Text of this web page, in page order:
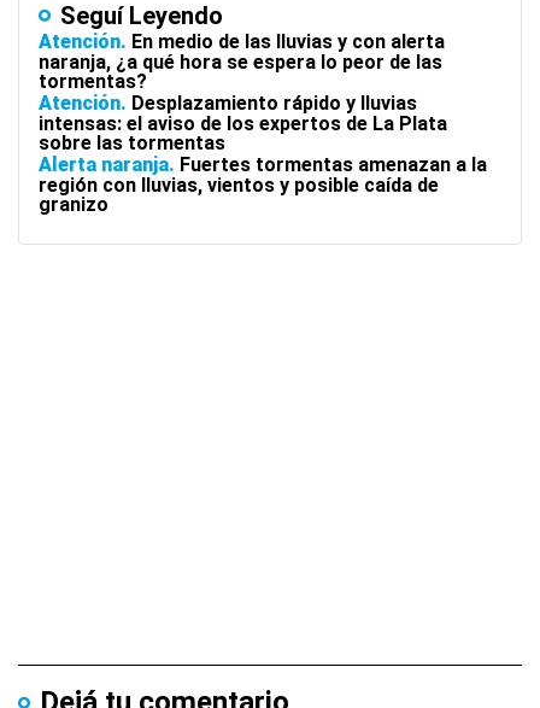
Seguí Leyendo
Atención En medio de las lluvias y con alerta
naranja, ¿a qué hora se espera lo peor de las
tormentas?
Atención Desplazamiento rápido y lluvias
intensas: el aviso de los expertos de La Plata
sobre las tormentas
Alerta naranja Fuertes tormentas amenazan a la
región con lluvias, vientos y posible caída de
granizo